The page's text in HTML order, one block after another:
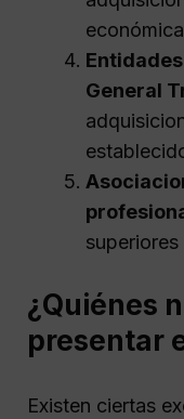
General
¿Quiénes
presentar
Existen ciertas